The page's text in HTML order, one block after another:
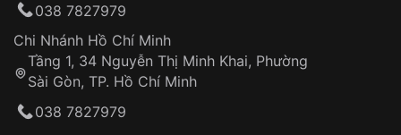
Khách hàng kiểm tra và thanh toán trực tiếp
Đảm bảo quyền lợi khách hàng
Đồng hành cùng khách hàng trong suốt quá
trình sử dụng
038 7827979
Chi Nhánh Hồ Chí Minh
Tầng 1, 34 Nguyễn Thị Minh Khai, Phường
Sài Gòn, TP. Hồ Chí Minh
038 7827979